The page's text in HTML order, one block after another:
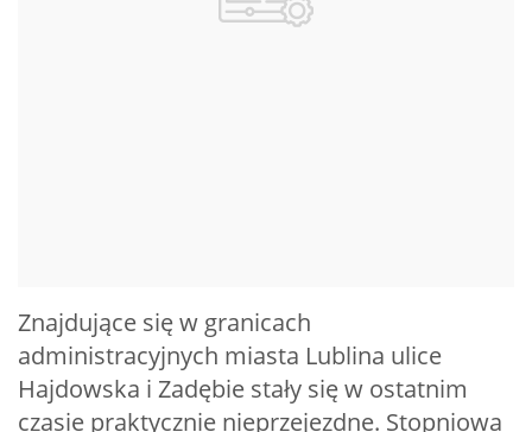
Znajdujące się w granicach
administracyjnych miasta Lublina ulice
Hajdowska i Zadębie stały się w ostatnim
czasie praktycznie nieprzejezdne. Stopniowa